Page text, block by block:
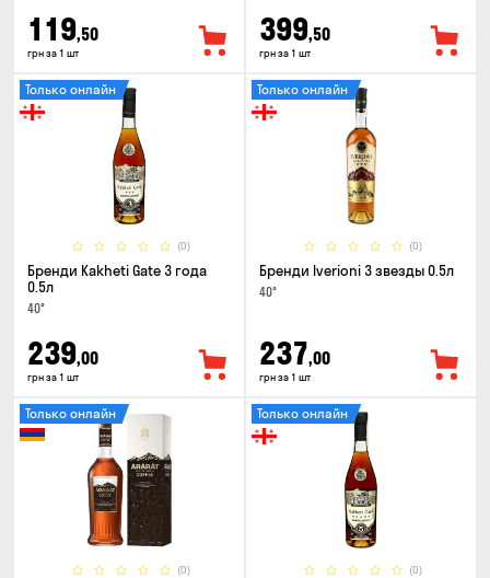
119,50
грн за 1 шт
399,50
грн за 1 шт
(0)
Только онлайн
Бренди Kakheti Gate 3 года
0.5л
40°
239,00
грн за 1 шт
(0)
Только онлайн
Бренди Iverioni 3 звезды 0.5л
40°
237,00
грн за 1 шт
(0)
Только онлайн
(0)
Только онлайн